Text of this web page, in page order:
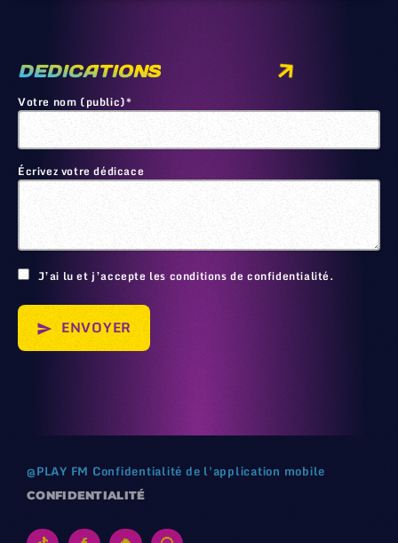
DEDICATIONS
Votre nom (public)*
Écrivez votre dédicace
J’ai lu et j’accepte les conditions de confidentialité.
send ENVOYER
@PLAY FM Confidentialité de l'application mobile
CONFIDENTIALITÉ